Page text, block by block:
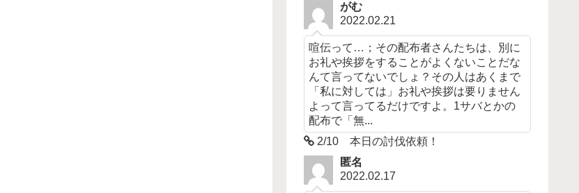
がむ
2022.02.21
喧伝って…；その配布者さんたちは、別に
お礼や挨拶をすることがよくないことだな
んて言ってないでしょ？その人はあくまで
「私に対しては」お礼や挨拶は要りません
よって言ってるだけですよ。1サバとかの
配布で「無...
2/10 本日の討伐依頼！
匿名
2022.02.17